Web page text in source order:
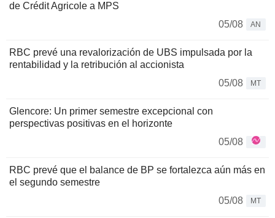
de Crédit Agricole a MPS
05/08
AN
RBC prevé una revalorización de UBS impulsada por la
rentabilidad y la retribución al accionista
05/08
MT
Glencore: Un primer semestre excepcional con
perspectivas positivas en el horizonte
05/08
RBC prevé que el balance de BP se fortalezca aún más en
el segundo semestre
05/08
MT